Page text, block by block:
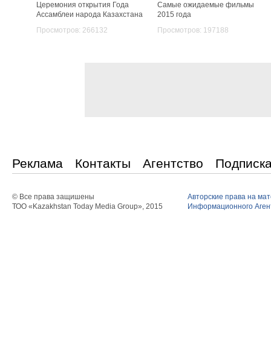
Церемония открытия Года
Ассамблеи народа Казахстана
Просмотров: 266132
Самые ожидаемые фильмы
2015 года
Просмотров: 197188
Реклама Контакты Агентство
© Все права защишены
ТОО «Kazakhstan Today Media Group», 2015
Авторские права на
Информационного